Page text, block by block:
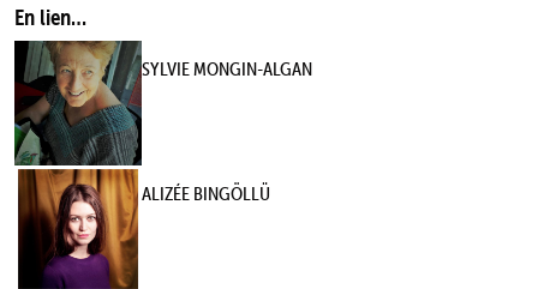
En lien…
SYLVIE MONGIN-ALGAN
ALIZÉE BINGÖLLÜ